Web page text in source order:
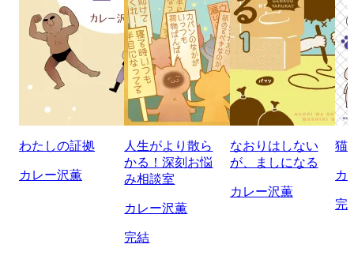
わたしの証拠
カレー沢薫
人生がより散ら
かる！深刻お悩
み相談室
カレー沢薫
完結
なおりはしない
が、ましになる
カレー沢薫
猫
カ
完